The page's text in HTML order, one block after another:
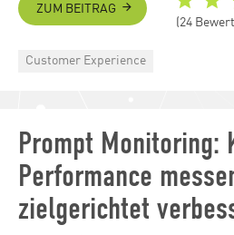
ZUM BEITRAG
(24
Categories
Customer Experience
Prompt Monitoring:
Performance
zielgerichtet